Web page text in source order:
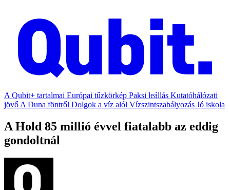
A Qubit+ tartalmai Európai tűzkörkép Paksi leállás Kutatóhálózati
jövő A Duna föntről Dolgok a víz alól Vízszintszabályozás Jó iskola
A Hold 85 millió évvel fiatalabb az eddig
gondoltnál